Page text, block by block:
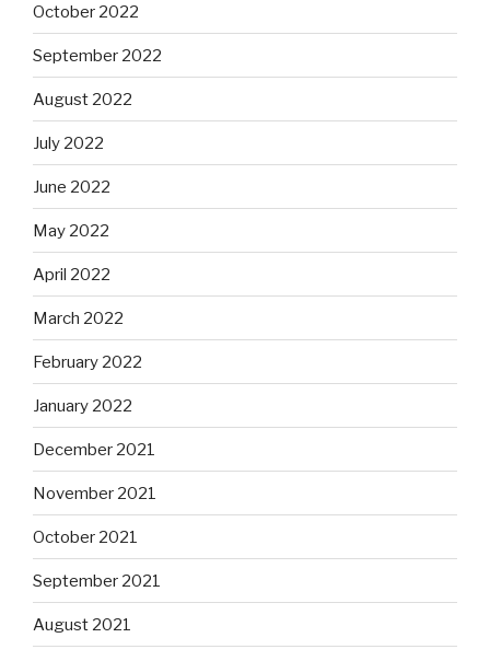
October 2022
September 2022
August 2022
July 2022
June 2022
May 2022
April 2022
March 2022
February 2022
January 2022
December 2021
November 2021
October 2021
September 2021
August 2021